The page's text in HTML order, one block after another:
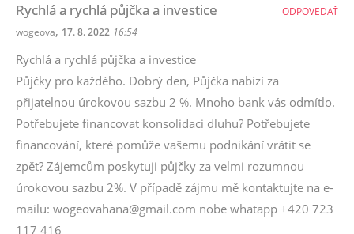
Rychlá a rychlá půjčka a investice
wogeova, 17. 8. 2022 16:54
Rychlá a rychlá půjčka a investice
Půjčky pro každého. Dobrý den, Půjčka nabízí za
přijatelnou úrokovou sazbu 2 %. Mnoho bank vás odmítlo.
Potřebujete financovat konsolidaci dluhu? Potřebujete
financování, které pomůže vašemu podnikání vrátit se
zpět? Zájemcům poskytuji půjčky za velmi rozumnou
úrokovou sazbu 2%. V případě zájmu mě kontaktujte na e-
mailu: wogeovahana@gmail.com nobe whatapp +420 723
117 416
ODPOVEDAŤ